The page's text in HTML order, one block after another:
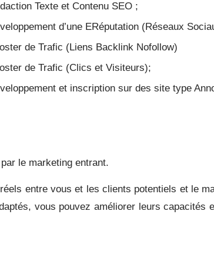
Texte et Contenu SEO ;
d’une ERéputation (Réseaux
de Trafic (Liens Backlink Nofollow)
de Trafic (Clics et Visiteurs);
et inscription sur des site type
le marketing entrant.
entre vous et les clients potentiels et le
vous pouvez améliorer leurs capacités